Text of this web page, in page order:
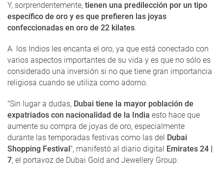
Y, sorprendentemente, tienen una predilección por un tipo
específico de oro y es que prefieren las joyas
confeccionadas en oro de 22 kilates.
A los Indios les encanta el oro, ya que está conectado con
varios aspectos importantes de su vida y es que no sólo es
considerado una inversión si no que tiene gran importancia
religiosa cuando se utiliza como adorno.
"Sin lugar a dudas, Dubai tiene la mayor población de
expatriados con nacionalidad de la India esto hace que
aumente su compra de joyas de oro, especialmente
durante las temporadas festivas como las del Dubai
Shopping Festival", manifestó al diario digital Emirates 24 |
7, el portavoz de Dubai Gold and Jewellery Group.